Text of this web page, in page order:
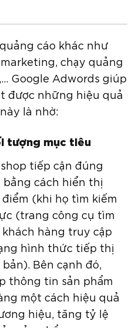
cáo khác như
chạy quảng
Google Adwords giúp
được những hiệu quả
là nhờ:
tượng mục tiêu
tiếp cận đúng
cách hiển thị
(khi họ tìm kiếm
(trang công cụ tìm
hàng truy cập
hình thức tiếp thị
Bên cạnh đó,
thông tin sản phẩm
một cách hiệu quả
hiệu, tăng tỷ lệ